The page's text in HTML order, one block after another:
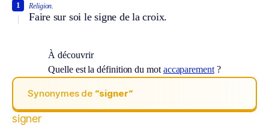
Religion.
Faire sur soi le signe de la croix.
1
À découvrir
Quelle est la définition du mot accaparement?
Synonymes de “signer“
signer